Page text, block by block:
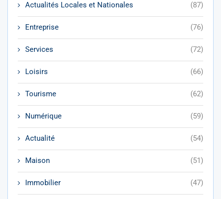
Actualités Locales et Nationales (87)
Entreprise (76)
Services (72)
Loisirs (66)
Tourisme (62)
Numérique (59)
Actualité (54)
Maison (51)
Immobilier (47)